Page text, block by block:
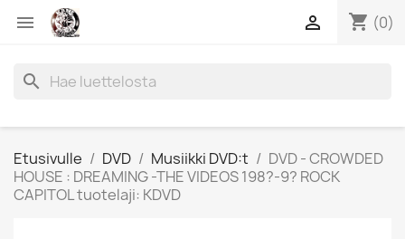
 shopping_cart (0)

search
Etusivulle DVD Musiikki DVD:t
DVD - CROWDED
HOUSE : DREAMING -THE VIDEOS 198?-9? ROCK
CAPITOL tuotelaji: KDVD